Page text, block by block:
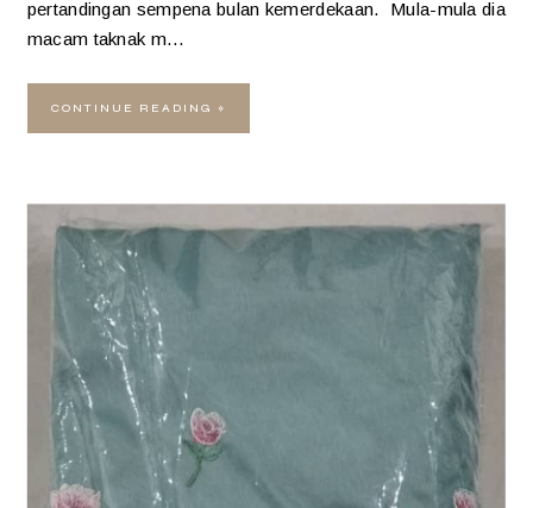
pertandingan sempena bulan kemerdekaan. Mula-mula dia
macam taknak m…
CONTINUE READING »